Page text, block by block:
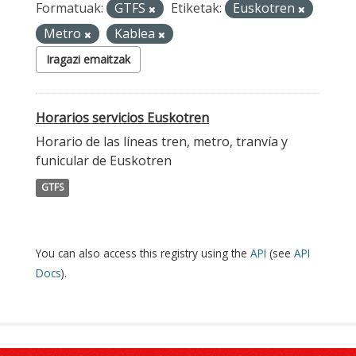
Formatuak: GTFS Etiketak:
Euskotren
Metro
Kablea
Iragazi emaitzak
Horarios servicios Euskotren
Horario de las líneas tren, metro, tranvía y
funicular de Euskotren
GTFS
You can also access this registry using the API (see API
Docs).